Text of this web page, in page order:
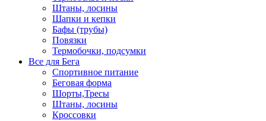
Штаны, лосины
Шапки и кепки
Бафы (трубы)
Повязки
Термобочки, подсумки
Все для Бега
Спортивное питание
Беговая форма
Шорты,Тресы
Штаны, лосины
Кроссовки